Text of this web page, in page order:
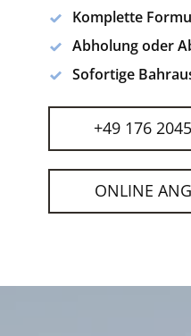
Komplette
Abholung oder
Sofortige
+49 176
ONLINE